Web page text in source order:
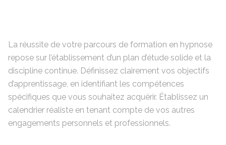
La réussite de votre parcours de formation en hypnose
repose sur l’établissement d’un plan d’étude solide et la
discipline continue. Définissez clairement vos objectifs
d’apprentissage, en identifiant les compétences
spécifiques que vous souhaitez acquérir. Établissez un
calendrier réaliste en tenant compte de vos autres
engagements personnels et professionnels.